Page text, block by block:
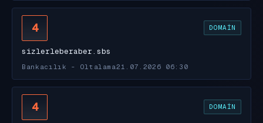
4 DOMAIN
sizlerleberaber.sbs
Bankacılık - Oltalama21.07.2026 06:30
4 DOMAIN